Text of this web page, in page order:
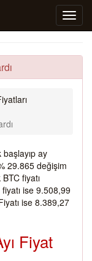
ay
29.865 değişim
fiyatı
ise 9.508,99
ise 8.389,27
Fiyat